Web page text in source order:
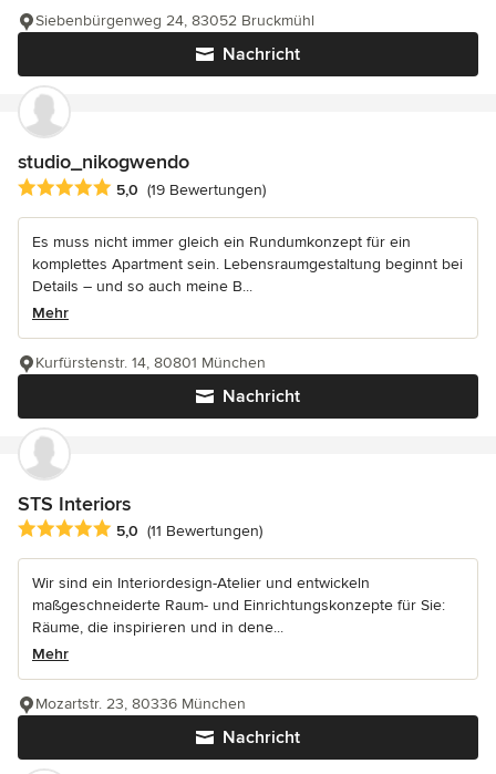
Nachricht
Siebenbürgenweg 24, 83052 Bruckmühl
studio_nikogwendo
Durchschnittliche Bewertung: 5 von 5 Sternen
5,0 (19 Bewertungen)
Es muss nicht immer gleich ein Rundumkonzept für ein
komplettes Apartment sein. Lebensraumgestaltung beginnt bei
Details – und so auch meine B...
Mehr
Nachricht
Kurfürstenstr. 14, 80801 München
STS Interiors
Durchschnittliche Bewertung: 5 von 5 Sternen
5,0 (11 Bewertungen)
Wir sind ein Interiordesign-Atelier und entwickeln
maßgeschneiderte Raum- und Einrichtungskonzepte für Sie:
Räume, die inspirieren und in dene...
Mehr
Nachricht
Mozartstr. 23, 80336 München